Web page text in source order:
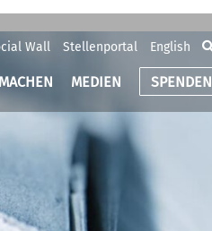
Wall Stellenportal English
MEDIEN SPENDEN